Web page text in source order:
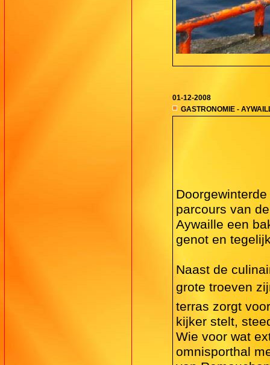
01-12-2008
GASTRONOMIE -
parcours van
Aywaille een
genot en
Naast de
grote troeven
terras zorgt
kijker stelt,
Wie voor wat
omnisporthal